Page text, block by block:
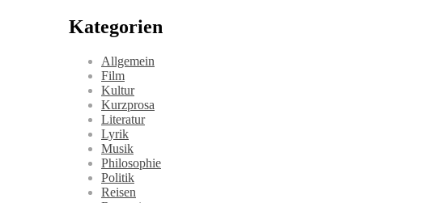
Kategorien
Allgemein
Film
Kultur
Kurzprosa
Literatur
Lyrik
Musik
Philosophie
Politik
Reisen